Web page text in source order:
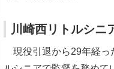
川崎西リトルシニ
現役引退から29年経っ